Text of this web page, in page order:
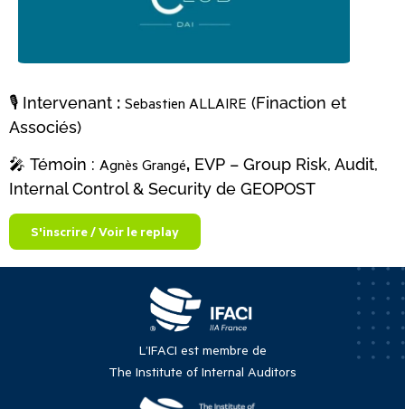
🎙 Intervenant : Sebastien ALLAIRE (Finaction et
Associés)
🎤 Témoin : Agnès Grangé, EVP – Group Risk, Audit,
Internal Control & Security de GEOPOST
S'inscrire / Voir le replay
L’IFACI est membre de
The Institute of Internal Auditors